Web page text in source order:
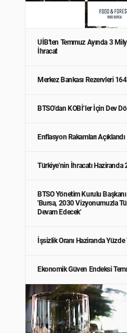
UİB'ten Temmuz Ayında 3
İhracat
Merkez Bankası Rezervleri
BTSO’dan KOBİ’ler İçin Dev
Enflasyon Rakamları Açıklandı
Türkiye'nin İhracatı Haziranda
BTSO Yönetim Kurulu
'Bursa, 2030 Vizyonumuzla
Devam Edecek'
İşsizlik Oranı Haziranda Yüzde
Ekonomik Güven Endeksi